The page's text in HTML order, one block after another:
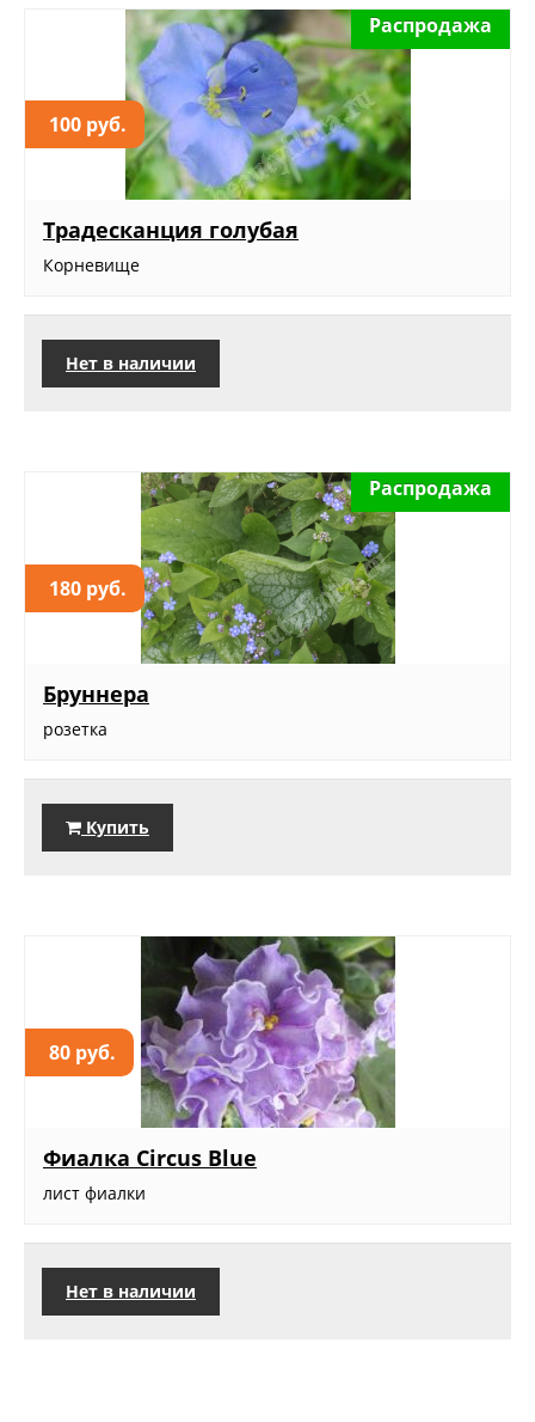
100 руб.
Распродажа
Традесканция голубая
Корневище
Нет в наличии
180 руб.
Распродажа
Бруннера
розетка
Купить
80 руб.
Фиалка Circus Blue
лист фиалки
Нет в наличии